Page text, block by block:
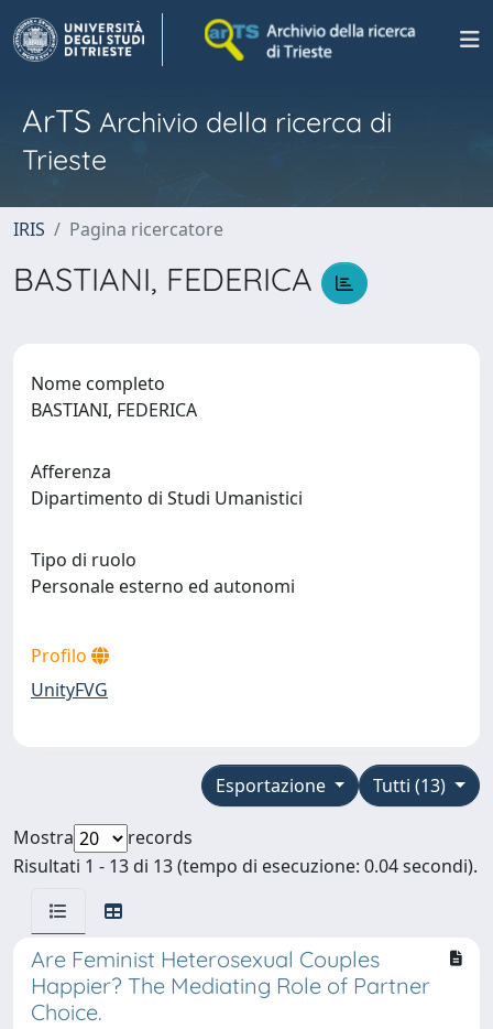
ArTS Archivio della ricerca di
Trieste
IRIS Pagina ricercatore
BASTIANI, FEDERICA
Nome completo
BASTIANI, FEDERICA
Afferenza
Dipartimento di Studi Umanistici
Tipo di ruolo
Personale esterno ed autonomi
Profilo
UnityFVG
Tutti (13)
Esportazione
Mostra
records
Risultati 1 - 13 di 13 (tempo di esecuzione: 0.04 secondi).
Are Feminist Heterosexual Couples
Happier? The Mediating Role of Partner
Choice.